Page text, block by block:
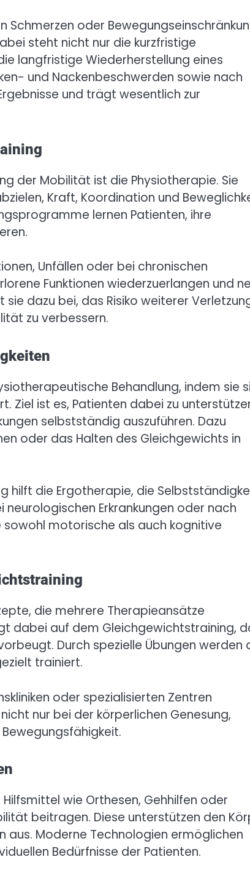
Schmerzen oder
steht nicht nur die kurzfristige
langfristige Wiederherstellung eines
und Nackenbeschwerden sowie nach
und trägt wesentlich zur
der Mobilität ist die Physiotherapie. Sie
Kraft, Koordination und
lernen Patienten, ihre
Unfällen oder bei chronischen
Funktionen wiederzuerlangen und
dazu bei, das Risiko weiterer
zu verbessern.
Behandlung, indem sie
Ziel ist es, Patienten dabei zu
selbstständig auszuführen. Dazu
oder das Halten des Gleichgewichts in
hilft die Ergotherapie, die
Erkrankungen oder nach
sowohl motorische als auch kognitive
die mehrere Therapieansätze
dabei auf dem Gleichgewichtstraining,
Durch spezielle Übungen werden
trainiert.
oder spezialisierten Zentren
nur bei der körperlichen Genesung,
wie Orthesen, Gehhilfen oder
beitragen. Diese unterstützen den
aus. Moderne Technologien ermöglichen
Bedürfnisse der Patienten.